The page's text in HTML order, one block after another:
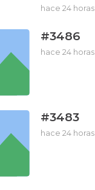
hace 24 horas
#3486
hace 24 horas
#3483
hace 24 horas